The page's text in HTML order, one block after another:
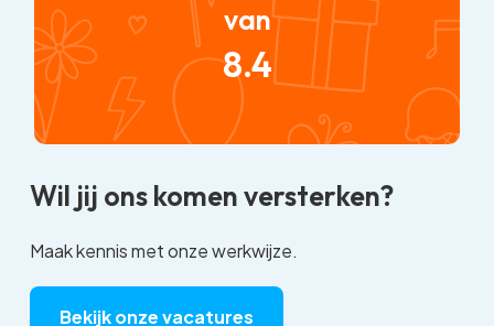
van
8.4
Wil jij ons komen versterken?
Maak kennis met onze werkwijze.
Bekijk onze vacatures